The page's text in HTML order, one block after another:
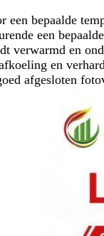
een bepaalde
een
verwarmd en
en
afgesloten